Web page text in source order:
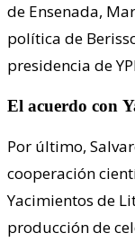
de Ensenada,
política de
presidencia de
El acuerdo con
Por último,
cooperación
Yacimientos de
producción de